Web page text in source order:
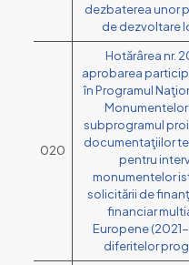
dezbaterea unor
de dezvoltare
020
Hotărârea nr.
aprobarea
în Programul
Monumentelor
subprogramul
documentaţiilor
pentru
monumentelor
solicitării de
financiar
Europene
diferitelor